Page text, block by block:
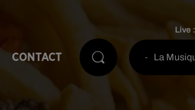
CONTACT
Live :
- La